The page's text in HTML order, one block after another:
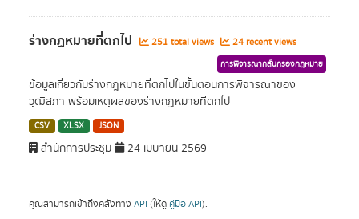
ร่างกฏหมายที่ตกไป 251 total views 24 recent views
การพิจารณากลั่นกรองกฎหมาย
ข้อมูลเกี่ยวกับร่างกฎหมายที่ตกไปในขั้นตอนการพิจารณาของ
วุฒิสภา พร้อมเหตุผลของร่างกฏหมายที่ตกไป
CSV XLSX JSON
สำนักการประชุม 24 เมษายน 2569
คุณสามารถเข้าถึงคลังทาง API (ให้ดู คู่มือ API).